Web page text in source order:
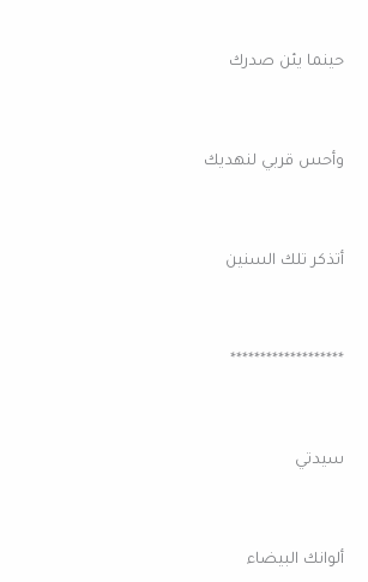
حينما يئن صدرك
وأحس قربي لنهديك
أتذكر تلك السنين
*******************
سيدتي
ألوانك البيضاء